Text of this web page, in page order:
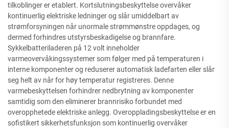
tilkoblinger er etablert. Kortslutningsbeskyttelse overvåker
kontinuerlig elektriske ledninger og slår umiddelbart av
strømforsyningen når unormale strømmønstre oppdages, og
dermed forhindres utstyrsbeskadigelse og brannfare.
Sykkelbatteriladeren på 12 volt inneholder
varmeovervåkingssystemer som følger med på temperaturen i
interne komponenter og reduserer automatisk ladefarten eller slår
seg helt av når for høy temperatur registreres. Denne
varmebeskyttelsen forhindrer nedbrytning av komponenter
samtidig som den eliminerer brannrisiko forbundet med
overopphetede elektriske anlegg. Overoppladingsbeskyttelse er en
sofistikert sikkerhetsfunksjon som kontinuerlig overvåker